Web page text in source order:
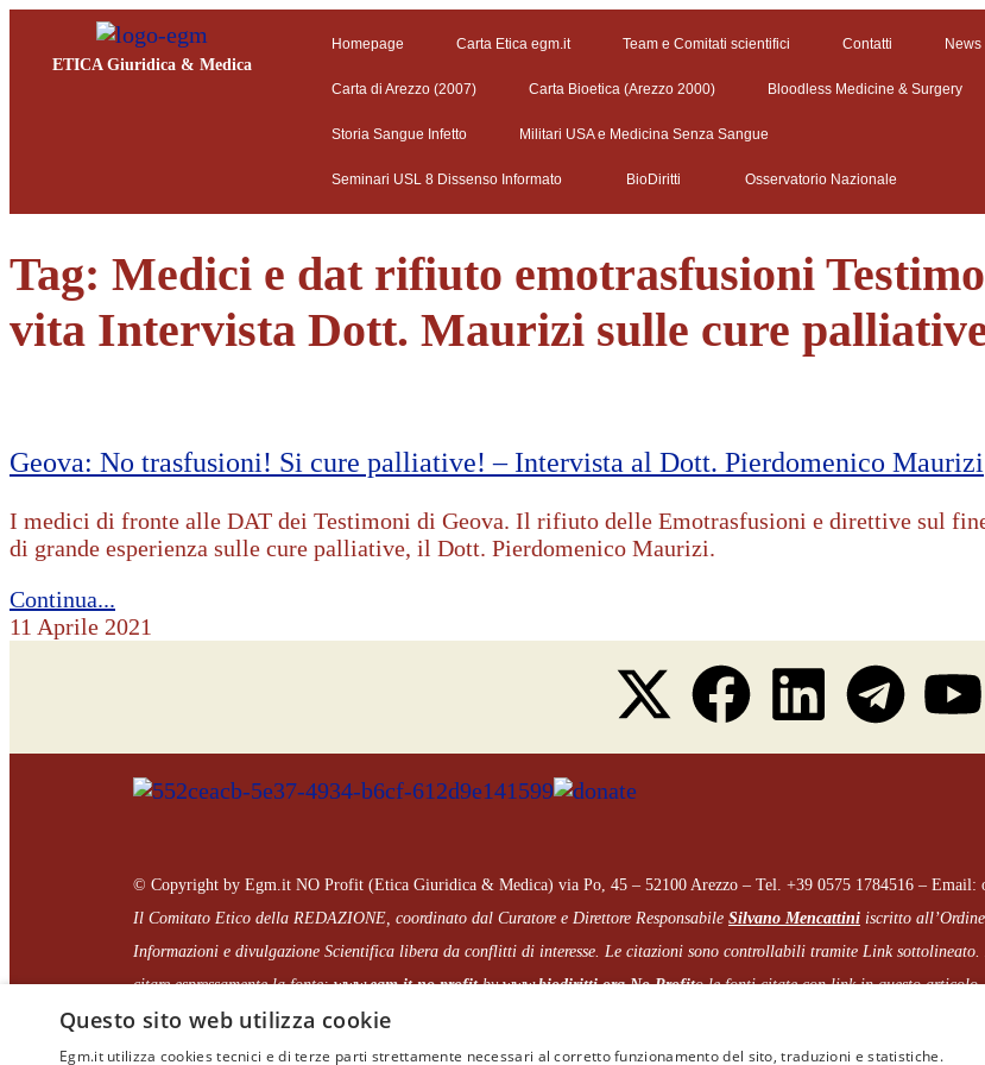
ETICA Giuridica & Medica
Homepage Carta Etica egm.it Team e Comitati scientifici Contatti
Carta di Arezzo (2007) Carta Bioetica (Arezzo 2000) Bloodless Medicine & Surgery
Storia Sangue Infetto Militari USA e Medicina Senza Sangue
Seminari USL 8 Dissenso Informato BioDiritti Osservatorio Nazionale
Tag: Medici e dat rifiuto emotrasfusioni
vita Intervista Dott. Maurizi sulle cure
Geova: No trasfusioni! Si cure palliative! – Intervista al Dott. Pierdomenico Maurizi
I medici di fronte alle DAT dei Testimoni di Geova. Il rifiuto delle Emotrasfusioni e direttive sul
di grande esperienza sulle cure palliative, il Dott. Pierdomenico Maurizi.
Continua...
11 Aprile 2021
© Copyright by Egm.it NO Profit (Etica Giuridica & Medica) via Po, 45 – 52100 Arezzo – Tel. +39 0575 1784516 – Email:
Il Comitato Etico della REDAZIONE, coordinato dal Curatore e Direttore Responsabile Silvano Mencattini iscritto
Informazioni e divulgazione Scientifica libera da conflitti di interesse. Le citazioni sono controllabili tramite Link sottolineato.
citare espressamente la fonte:www.egm.it no profitbywww.biodiritti.orgNo Profito le fonti citate con link in questo articolo.
Questo sito web utilizza cookie
Egm.it utilizza cookies tecnici e di terze parti strettamente necessari al corretto funzionamento del sito, traduzioni e statistiche.